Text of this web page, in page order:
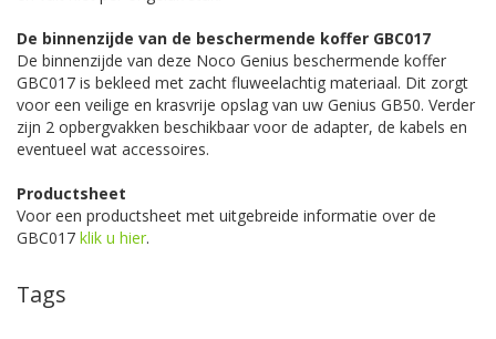
De binnenzijde van de beschermende koffer GBC017
De binnenzijde van deze Noco Genius beschermende koffer
GBC017 is bekleed met zacht fluweelachtig materiaal. Dit zorgt
voor een veilige en krasvrije opslag van uw Genius GB50. Verder
zijn 2 opbergvakken beschikbaar voor de adapter, de kabels en
eventueel wat accessoires.
Productsheet
Voor een productsheet met uitgebreide informatie over de
GBC017 klik u hier.
Tags